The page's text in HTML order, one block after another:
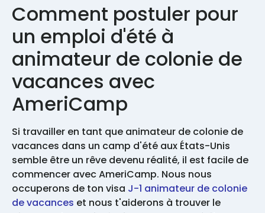
Comment postuler pour
un emploi d'été à
animateur de colonie de
vacances avec
AmeriCamp
Si travailler en tant que animateur de colonie de
vacances dans un camp d'été aux États-Unis
semble être un rêve devenu réalité, il est facile de
commencer avec AmeriCamp. Nous nous
occuperons de ton visa J-1 animateur de colonie
de vacances et nous t'aiderons à trouver le